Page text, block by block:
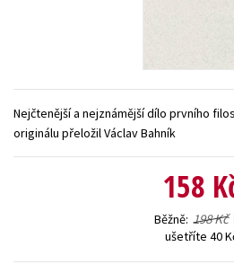
Všechny
Nejčtenější a nejznámější dílo prvního
originálu přeložil Václav Bahník
158
Běžně 198 Kč
ušetříte 40